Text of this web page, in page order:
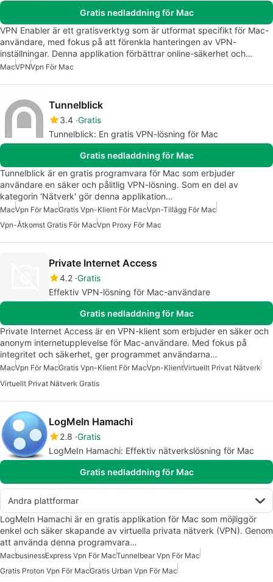
Gratis nedladdning för Mac
VPN Enabler är ett gratisverktyg som är utformat specifikt för Mac-
användare, med fokus på att förenkla hanteringen av VPN-
inställningar. Denna applikation förbättrar online-säkerhet och…
MacVPNVpn För Mac
Tunnelblick
3.4 Gratis
Tunnelblick: En gratis VPN-lösning för Mac
Gratis nedladdning för Mac
Tunnelblick är en gratis programvara för Mac som erbjuder
användare en säker och pålitlig VPN-lösning. Som en del av
kategorin 'Nätverk' gör denna applikation…
MacVpn För MacGratis Vpn-Klient För MacVpn-Tillägg För Mac
Vpn-Åtkomst Gratis För MacVpn Proxy För Mac
Private Internet Access
4.2 Gratis
Effektiv VPN-lösning för Mac-användare
Gratis nedladdning för Mac
Private Internet Access är en VPN-klient som erbjuder en säker och
anonym internetupplevelse för Mac-användare. Med fokus på
integritet och säkerhet, ger programmet användarna…
MacVpn För MacGratis Vpn-Klient För MacVpn-KlientVirtuellt Privat Nätverk
Virtuellt Privat Nätverk Gratis
LogMeIn Hamachi
2.8 Gratis
LogMeIn Hamachi: Effektiv nätverkslösning för Mac
Gratis nedladdning för Mac
Andra plattformar
LogMeIn Hamachi är en gratis applikation för Mac som möjliggör
enkel och säker skapande av virtuella privata nätverk (VPN). Genom
att använda denna programvara…
MacbusinessExpress Vpn För MacTunnelbear Vpn För Mac
Gratis Proton Vpn För MacGratis Urban Vpn För Mac